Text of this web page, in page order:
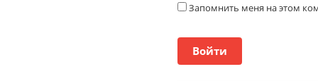
Запомнить меня на этом